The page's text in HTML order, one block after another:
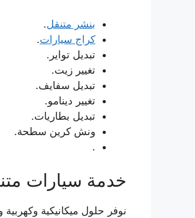
بنشر متنقل.
كراج سيارات.
تبديل تواير.
تغيير زيت.
تبديل سفايف.
تغيير دينامو.
تبديل بطاريات.
ونش كرين سطحة.
.
خدمة سيارات
نوفر حلول ميكانيكية